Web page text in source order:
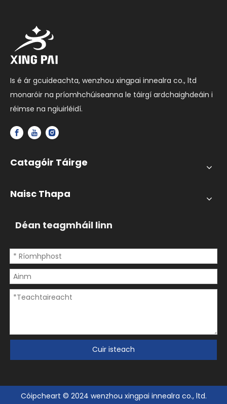
Is é ár gcuideachta, wenzhou xingpai innealra co., ltd
monaróir na príomhchúiseanna le táirgí ardchaighdeáin i
réimse na ngiuirléidí.
Catagóir Táirge
Naisc Thapa
Déan teagmháil linn
Cuir isteach
Cóipcheart © 2024 wenzhou xingpai innealra co., ltd.